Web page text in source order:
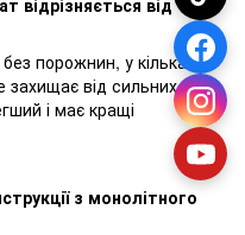
порожнин, у кілька
захищає від сильних
і має кращі
з монолітного